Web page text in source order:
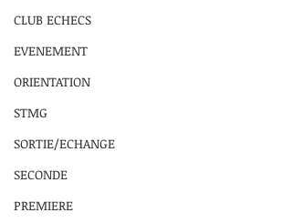
CLUB ECHECS
EVENEMENT
ORIENTATION
STMG
SORTIE/ECHANGE
SECONDE
PREMIERE